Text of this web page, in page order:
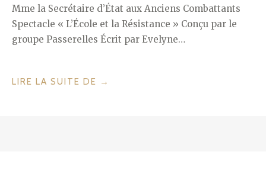
Mme la Secrétaire d’État aux Anciens Combattants
Spectacle « L’École et la Résistance » Conçu par le
groupe Passerelles Écrit par Evelyne…
LIRE LA SUITE DE « HOMMAGE
→